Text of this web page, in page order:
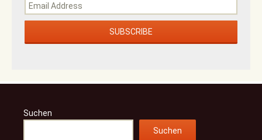
Suchen
Suchen